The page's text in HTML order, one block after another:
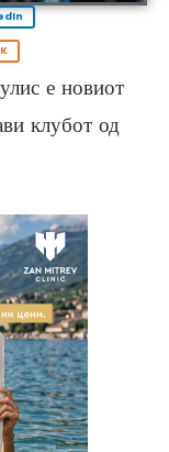
е новиот
клубот од